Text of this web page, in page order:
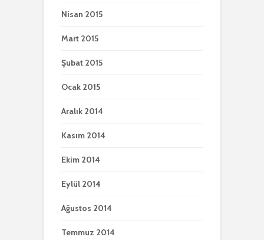
Nisan 2015
Mart 2015
Şubat 2015
Ocak 2015
Aralık 2014
Kasım 2014
Ekim 2014
Eylül 2014
Ağustos 2014
Temmuz 2014